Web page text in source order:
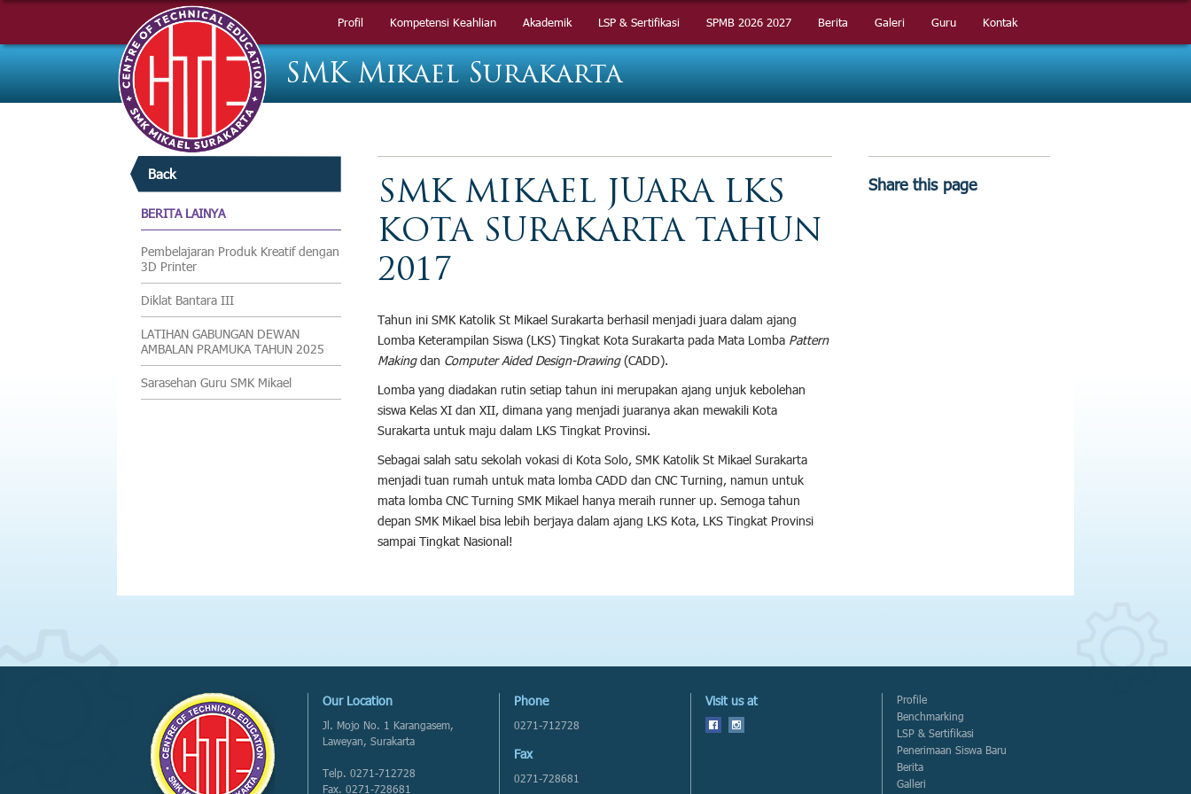
Profil Kompetensi Keahlian Akademik LSP & Sertifikasi SPMB 2026 2027 Berita Galeri Guru Kontak
Profil Kompetensi Keahlian Akademik LSP & Sertifikasi SPMB 2026 2027 Berita Galeri Guru Kontak
SMK Mikael Surakarta
Back
BERITA LAINYA
Pembelajaran Produk Kreatif dengan
3D Printer
Diklat Bantara III
LATIHAN GABUNGAN DEWAN
AMBALAN PRAMUKA TAHUN 2025
Sarasehan Guru SMK Mikael
SMK MIKAEL JUARA LKS
KOTA SURAKARTA TAHUN
2017
Tahun ini SMK Katolik St Mikael Surakarta berhasil menjadi juara dalam ajang
Lomba Keterampilan Siswa (LKS) Tingkat Kota Surakarta pada Mata Lomba Pattern
Makingdan Computer Aided Design-Drawing(CADD).
Lomba yang diadakan rutin setiap tahun ini merupakan ajang unjuk kebolehan
siswa Kelas XI dan XII, dimana yang menjadi juaranya akan mewakili Kota
Surakarta untuk maju dalam LKS Tingkat Provinsi.
Sebagai salah satu sekolah vokasi di Kota Solo, SMK Katolik St Mikael Surakarta
menjadi tuan rumah untuk mata lomba CADD dan CNC Turning, namun untuk
mata lomba CNC Turning SMK Mikael hanya meraih runner up. Semoga tahun
depan SMK Mikael bisa lebih berjaya dalam ajang LKS Kota, LKS Tingkat Provinsi
sampai Tingkat Nasional!
Share this page
Our Location
Jl. Mojo No. 1 Karangasem,
Laweyan, Surakarta
Telp. 0271-712728
Fax. 0271-728681
Phone
0271-712728
Fax
0271-728681
Visit us at
Profile
Benchmarking
LSP & Sertifikasi
Penerimaan Siswa Baru
Berita
Galleri